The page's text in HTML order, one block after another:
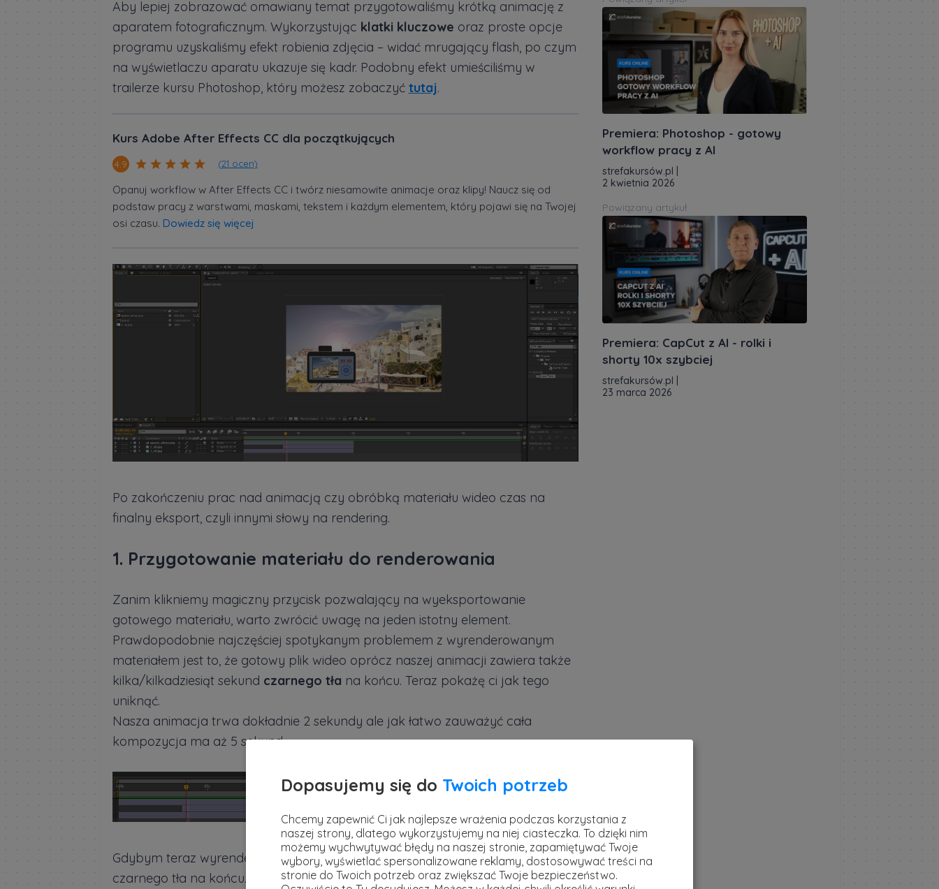
Aby lepiej zobrazować omawiany temat przygotowaliśmy krótką animację z
aparatem fotograficznym. Wykorzystując klatki kluczowe oraz proste opcje
programu uzyskaliśmy efekt robienia zdjęcia – widać mrugający flash, po czym
na wyświetlaczu aparatu ukazuje się kadr. Podobny efekt umieściliśmy w
trailerze kursu Photoshop, który możesz zobaczyć tutaj.
Kurs Adobe After Effects CC dla początkujących
4.9 (21 ocen)
Opanuj workflow w After Effects CC i twórz niesamowite animacje oraz klipy! Naucz się od
podstaw pracy z warstwami, maskami, tekstem i każdym elementem, który pojawi się na Twojej
osi czasu. Dowiedz się więcej
Po zakończeniu prac nad animacją czy obróbką materiału wideo czas na
finalny eksport, czyli innymi słowy na rendering.
1. Przygotowanie materiału do renderowania
Zanim klikniemy magiczny przycisk pozwalający na wyeksportowanie
gotowego materiału, warto zwrócić uwagę na jeden istotny element.
Prawdopodobnie najczęściej spotykanym problemem z wyrenderowanym
materiałem jest to, że gotowy plik wideo oprócz naszej animacji zawiera także
kilka/kilkadziesiąt sekund czarnego tła na końcu. Teraz pokażę ci jak tego
uniknąć.
Nasza animacja trwa dokładnie 2 sekundy ale jak łatwo zauważyć cała
kompozycja ma aż 5 sekund.
Gdybym teraz wyrenderował animację, uzyskałbym 3 sekundy dodatkowego
czarnego tła na końcu. Zanim więc przejdę do renderowania muszę wskazać
Premiera: Photoshop - gotowy
workflow pracy z AI
strefakursów.pl
2 kwietnia 2026
Powiązany artykuł
Premiera: CapCut z AI - rolki i
shorty 10x szybciej
strefakursów.pl
23 marca 2026
Dopasujemy się do Twoich potrzeb
Chcemy zapewnić Ci jak najlepsze wrażenia podczas korzystania z
naszej strony, dlatego wykorzystujemy na niej ciasteczka. To dzięki nim
możemy wychwytywać błędy na naszej stronie, zapamiętywać Twoje
wybory, wyświetlać spersonalizowane reklamy, dostosowywać treści na
stronie do Twoich potrzeb oraz zwiększać Twoje bezpieczeństwo.